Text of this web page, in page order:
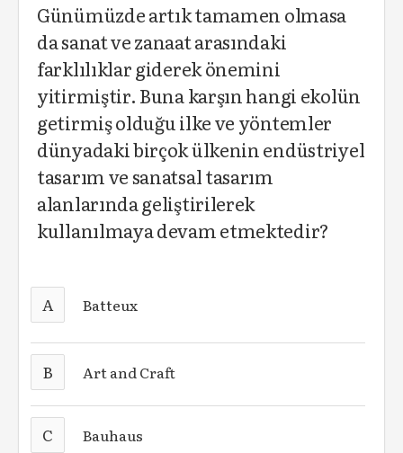
Günümüzde artık tamamen olmasa
da sanat ve zanaat arasındaki
farklılıklar giderek önemini
yitirmiştir. Buna karşın hangi ekolün
getirmiş olduğu ilke ve yöntemler
dünyadaki birçok ülkenin endüstriyel
tasarım ve sanatsal tasarım
alanlarında geliştirilerek
kullanılmaya devam etmektedir?
A Batteux
B Art and Craft
C Bauhaus